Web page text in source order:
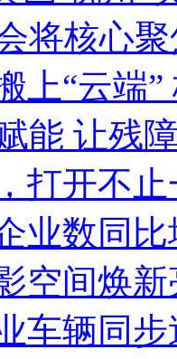
将核心
上“云端
能 让残
打开不
业数同比
空间焕
车辆同